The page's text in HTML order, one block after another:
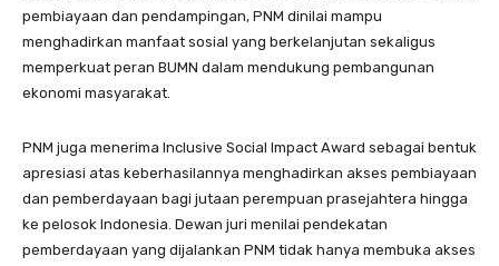
pembiayaan dan pendampingan, PNM dinilai mampu
menghadirkan manfaat sosial yang berkelanjutan sekaligus
memperkuat peran BUMN dalam mendukung pembangunan
ekonomi masyarakat.
PNM juga menerima Inclusive Social Impact Award sebagai bentuk
apresiasi atas keberhasilannya menghadirkan akses pembiayaan
dan pemberdayaan bagi jutaan perempuan prasejahtera hingga
ke pelosok Indonesia. Dewan juri menilai pendekatan
pemberdayaan yang dijalankan PNM tidak hanya membuka akses